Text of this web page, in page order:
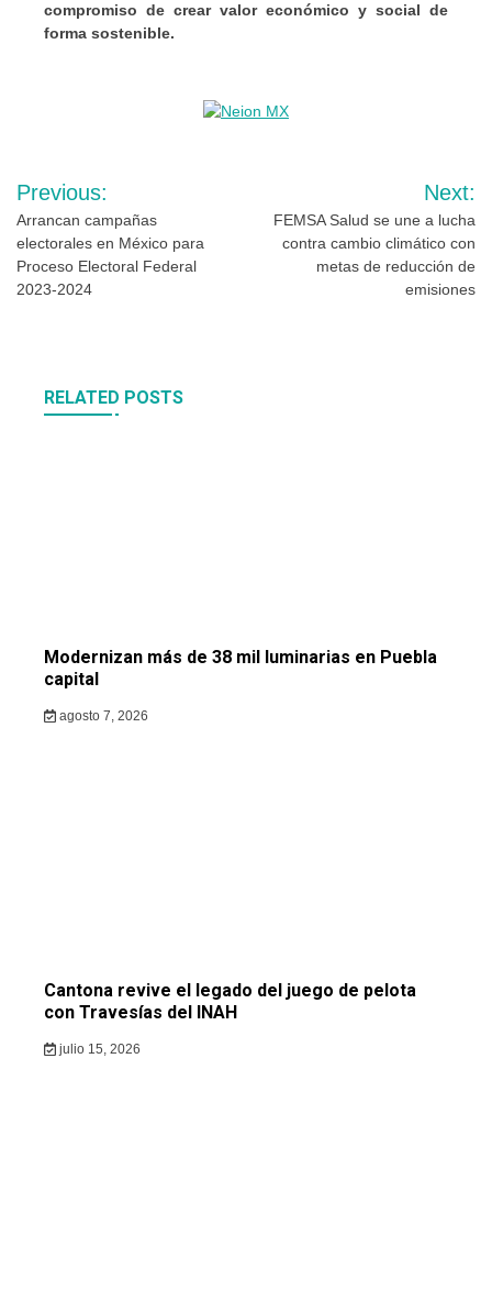
compromiso de crear valor económico y social de
forma sostenible.
Navegación
de
entradas
Previous:
Arrancan campañas
electorales en México para
Proceso Electoral Federal
2023-2024
Next:
FEMSA Salud se une a lucha
contra cambio climático con
metas de reducción de
emisiones
RELATED POSTS
Modernizan más de 38 mil luminarias en Puebla
capital
agosto 7, 2026
Cantona revive el legado del juego de pelota
con Travesías del INAH
julio 15, 2026